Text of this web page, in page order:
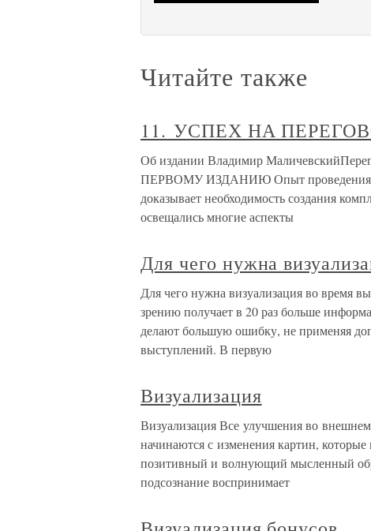
Читайте также
11. УСПЕХ НА
Об издании Владимир
ПЕРВОМУ ИЗДАНИЮ Опыт проведения
доказывает необходимость создания
освещались многие аспекты
Для чего нужна
Для чего нужна визуализация во время
зрению получает в 20 раз больше
делают большую ошибку, не применяя
выступлений. В первую
Визуализация
Визуализация Все улучшения во
начинаются с изменения картин, которые
позитивный и волнующий мысленный
подсознание воспринимает